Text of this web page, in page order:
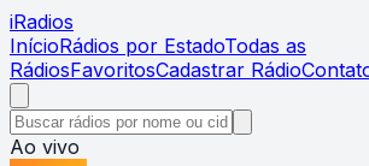
iRadios
InícioRádios por EstadoTodas as
RádiosFavoritosCadastrar Rádio
Ao vivo